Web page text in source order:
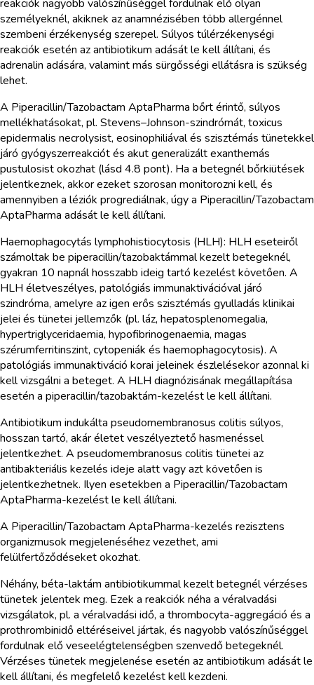
reakciók nagyobb valószínűséggel fordulnak elő olyan
személyeknél, akiknek az anamnézisében több allergénnel
szembeni érzékenység szerepel. Súlyos túlérzékenységi
reakciók esetén az antibiotikum adását le kell állítani, és
adrenalin adására, valamint más sürgősségi ellátásra is szükség
lehet.
A Piperacillin/Tazobactam AptaPharma bőrt érintő, súlyos
mellékhatásokat, pl. Stevens–Johnson-szindrómát, toxicus
epidermalis necrolysist, eosinophiliával és szisztémás tünetekkel
járó gyógyszerreakciót és akut generalizált exanthemás
pustulosist okozhat (lásd 4.8 pont). Ha a betegnél bőrkiütések
jelentkeznek, akkor ezeket szorosan monitorozni kell, és
amennyiben a léziók progrediálnak, úgy a Piperacillin/Tazobactam
AptaPharma adását le kell állítani.
Haemophagocytás lymphohistiocytosis (HLH): HLH eseteiről
számoltak be piperacillin/tazobaktámmal kezelt betegeknél,
gyakran 10 napnál hosszabb ideig tartó kezelést követően. A
HLH életveszélyes, patológiás immunaktivációval járó
szindróma, amelyre az igen erős szisztémás gyulladás klinikai
jelei és tünetei jellemzők (pl. láz, hepatosplenomegalia,
hypertriglyceridaemia, hypofibrinogenaemia, magas
szérumferritinszint, cytopeniák és haemophagocytosis). A
patológiás immunaktiváció korai jeleinek észlelésekor azonnal ki
kell vizsgálni a beteget. A HLH diagnózisának megállapítása
esetén a piperacillin/tazobaktám-kezelést le kell állítani.
Antibiotikum indukálta pseudomembranosus colitis súlyos,
hosszan tartó, akár életet veszélyeztető hasmenéssel
jelentkezhet. A pseudomembranosus colitis tünetei az
antibakteriális kezelés ideje alatt vagy azt követően is
jelentkezhetnek. Ilyen esetekben a Piperacillin/Tazobactam
AptaPharma-kezelést le kell állítani.
A Piperacillin/Tazobactam AptaPharma-kezelés rezisztens
organizmusok megjelenéséhez vezethet, ami
felülfertőződéseket okozhat.
Néhány, béta-laktám antibiotikummal kezelt betegnél vérzéses
tünetek jelentek meg. Ezek a reakciók néha a véralvadási
vizsgálatok, pl. a véralvadási idő, a thrombocyta-aggregáció és a
prothrombinidő eltéréseivel jártak, és nagyobb valószínűséggel
fordulnak elő veseelégtelenségben szenvedő betegeknél.
Vérzéses tünetek megjelenése esetén az antibiotikum adását le
kell állítani, és megfelelő kezelést kell kezdeni.